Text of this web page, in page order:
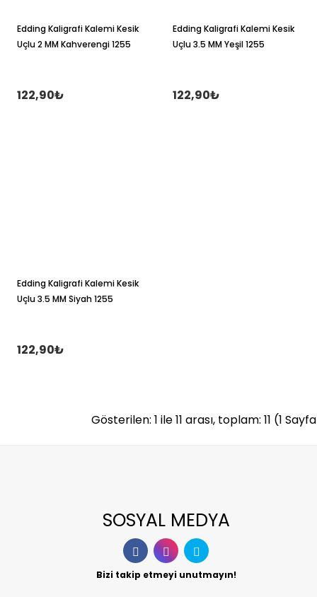
Edding Kaligrafi Kalemi Kesik
Uçlu 2 MM Kahverengi 1255
122,90₺
Edding Kaligrafi Kalemi Kesik
Uçlu 3.5 MM Yeşil 1255
122,90₺
Edding Kaligrafi Kalemi Kesik
Uçlu 3.5 MM Siyah 1255
122,90₺
Gösterilen: 1 ile 11 arası, toplam: 11 (1
SOSYAL MEDYA
Bizi takip etmeyi unutmayın!